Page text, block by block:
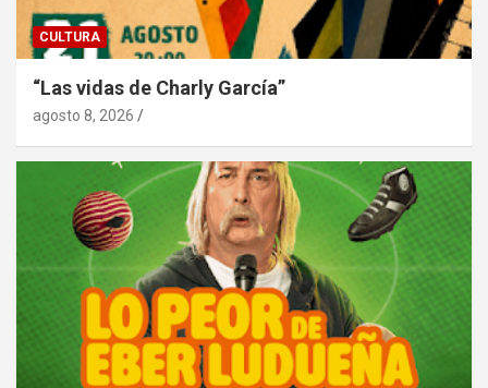
CULTURA
“Las vidas de Charly García”
agosto 8, 2026